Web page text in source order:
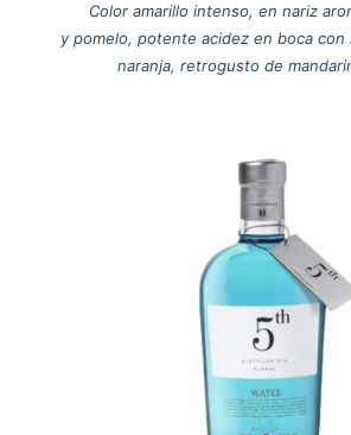
Color amarillo intenso, en nariz
y pomelo, potente acidez en boca con
naranja, retrogusto de